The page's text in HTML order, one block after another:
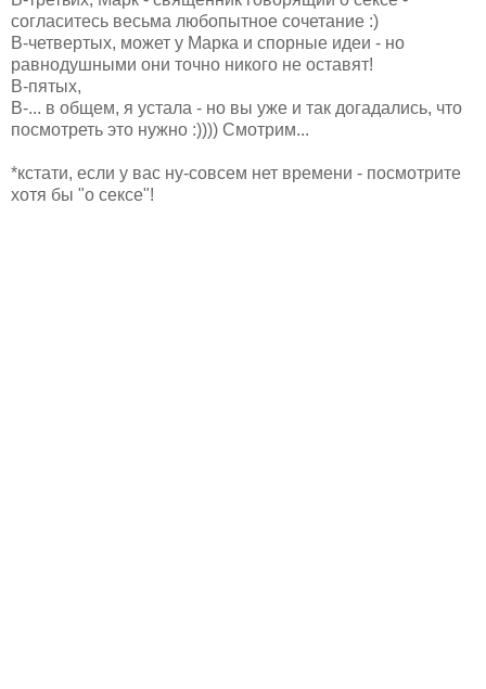
согласитесь весьма любопытное сочетание :)
В-четвертых, может у Марка и спорные идеи - но
равнодушными они точно никого не оставят!
В-пятых,
В-... в общем, я устала - но вы уже и так догадались, что
посмотреть это нужно :)))) Смотрим...
*кстати, если у вас ну-совсем нет времени - посмотрите
хотя бы "о сексе"!